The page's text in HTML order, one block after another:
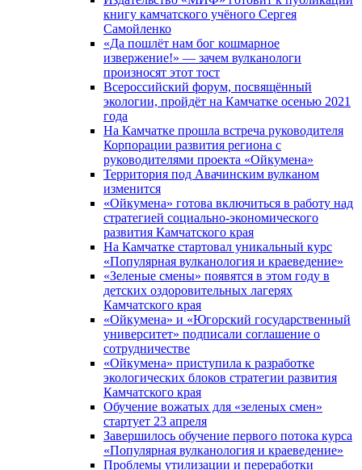
книгу камчатского учёного Сергея
Самойленко
«Да пошлёт нам бог кошмарное
извержение!» — зачем вулканологи
произносят этот тост
Всероссийский форум, посвящённый
экологии, пройдёт на Камчатке осенью 2021
года
На Камчатке прошла встреча руководителя
Корпорации развития региона с
руководителями проекта «Ойкумена»
Территория под Авачинским вулканом
изменится
«Ойкумена» готова включиться в работу над
стратегией социально-экономического
развития Камчатского края
На Камчатке стартовал уникальный курс
«Популярная вулканология и краеведение»
«Зеленые смены» появятся в этом году в
детских оздоровительных лагерях
Камчатского края
«Ойкумена» и «Югорский государственный
университет» подписали соглашение о
сотрудничестве
«Ойкумена» приступила к разработке
экологических блоков стратегии развития
Камчатского края
Обучение вожатых для «зеленых смен»
стартует 23 апреля
Завершилось обучение первого потока курса
«Популярная вулканология и краеведение»
Проблемы утилизации и переработки